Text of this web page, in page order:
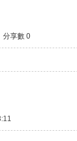
分享數 0